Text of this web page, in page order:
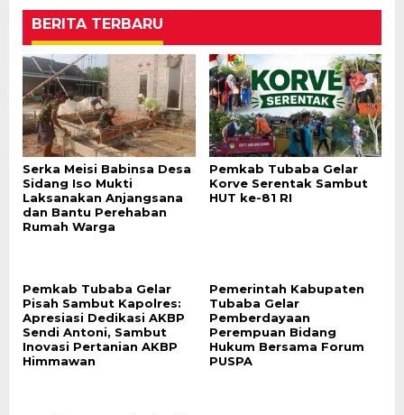
BERITA TERBARU
Serka Meisi Babinsa Desa
Sidang Iso Mukti
Laksanakan Anjangsana
dan Bantu Perehaban
Rumah Warga
Pemkab Tubaba Gelar
Korve Serentak Sambut
HUT ke-81 RI
Pemkab Tubaba Gelar
Pisah Sambut Kapolres:
Apresiasi Dedikasi AKBP
Sendi Antoni, Sambut
Inovasi Pertanian AKBP
Himmawan
Pemerintah Kabupaten
Tubaba Gelar
Pemberdayaan
Perempuan Bidang
Hukum Bersama Forum
PUSPA